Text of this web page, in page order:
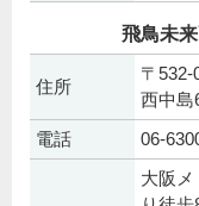
飛鳥未
住所
〒532-
西中島
電話 06-
大阪メ